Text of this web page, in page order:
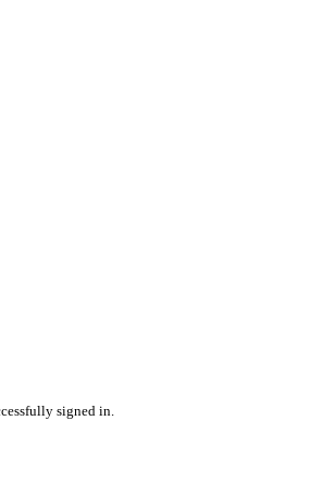
signed in.